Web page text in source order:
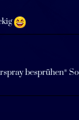
besprühen*